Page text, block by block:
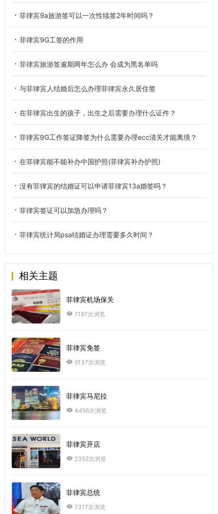
菲律宾9a旅游签可以一次性续签2年时间吗？
菲律宾9G工签的作用
菲律宾旅游签逾期两年怎么办 会成为黑名单吗
与菲律宾人结婚后怎么办理菲律宾永久居住签
在菲律宾出生的孩子，出生之后需要办理什么证件？
菲律宾9G工作签证降签为什么需要办理ecc清关才能离境？
在菲律宾能不能补办中国护照(菲律宾补办护照)
没有菲律宾的结婚证可以申请菲律宾13a婚签吗？
菲律宾签证可以加急办理吗？
菲律宾统计局psa结婚证办理需要多久时间？
相关主题
菲律宾机场保关
7187次浏览
菲律宾免签
9137次浏览
菲律宾马尼拉
4456次浏览
菲律宾开店
2352次浏览
菲律宾总统
7317次浏览